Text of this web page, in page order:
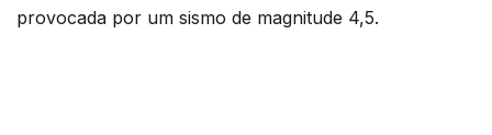
provocada por um sismo de magnitude 4,5.